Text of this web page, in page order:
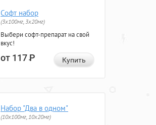
Софт набор
(3x100мг, 3x20мг)
Выбери софт-препарат на свой
вкус!
от 117Р Купить
Набор "Два в одном"
(10x100мг, 10x20мг)